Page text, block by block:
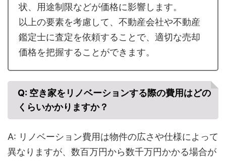
状、用途制限などが価格に影響します。
以上の要素を考慮して、不動産会社や不動産
鑑定士に査定を依頼することで、適切な売却
価格を把握することができます。
Q: 空き家をリノベーションする際の費用はどの
くらいかかりますか？
A: リノベーション費用は物件の広さや仕様によって
異なりますが、数百万円から数千万円かかる場合が